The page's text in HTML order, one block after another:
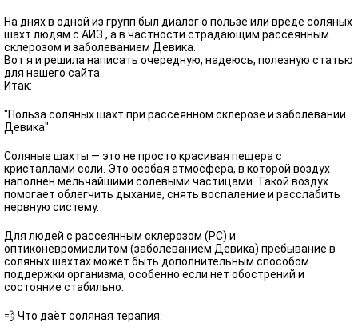
На днях в одной из групп был диалог о пользе или вреде соляных
шахт людям с АИЗ , а в частности страдающим рассеянным
склерозом и заболеванием Девика.
Вот я и решила написать очередную, надеюсь, полезную статью
для нашего сайта.
Итак:
"Польза соляных шахт при рассеянном склерозе и заболевании
Девика"
Соляные шахты — это не просто красивая пещера с
кристаллами соли. Это особая атмосфера, в которой воздух
наполнен мельчайшими солевыми частицами. Такой воздух
помогает облегчить дыхание, снять воспаление и расслабить
нервную систему.
Для людей с рассеянным склерозом (РС) и
оптиконевромиелитом (заболеванием Девика) пребывание в
соляных шахтах может быть дополнительным способом
поддержки организма, особенно если нет обострений и
состояние стабильно.
💨 Что даёт соляная терапия: